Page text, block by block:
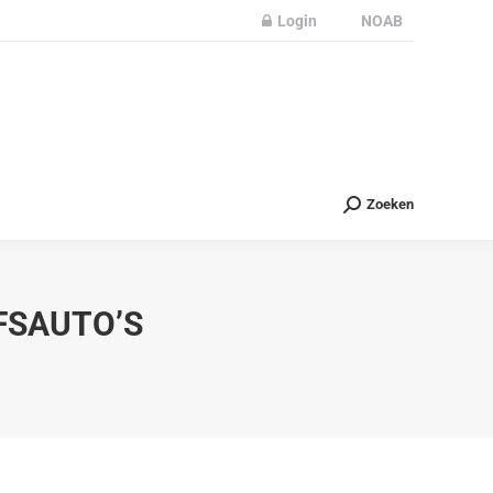
Login NOAB
Zoeken
Partners Nieuws Contact Zoeken